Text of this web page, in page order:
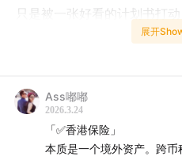
只是被一张好看的计划书打
到底在你的整体资产配置里
先把框架搭起来。香港保险
在？它的收益从哪里来，风
要的——什么样的人适合，
展开
Ass嘟嘟
2026.3.24
「✅香港保险」
本质是一个境外资产。跨